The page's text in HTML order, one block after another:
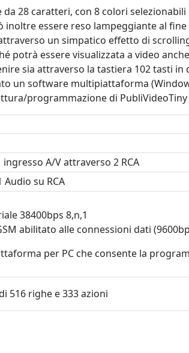
28 caratteri, con 8 colori
essere reso lampeggiante al
un simpatico effetto di
potrà essere visualizzata a video
sia attraverso la tastiera 102 tasti
un software multipiattaforma
programmazione di
A/V attraverso 2 RCA
Audio su RCA
38400bps 8,n,1
abilitato alle connessioni dati
per PC che consente la
516 righe e 333 azioni